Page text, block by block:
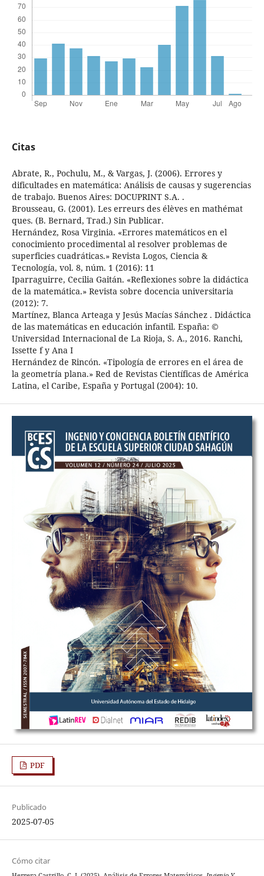
Citas
Abrate, R., Pochulu, M., & Vargas, J. (2006). Errores y
dificultades en matemática: Análisis de causas y sugerencias
de trabajo. Buenos Aires: DOCUPRINT S.A. .
Brousseau, G. (2001). Les erreurs des élèves en mathémat
ques. (B. Bernard, Trad.) Sin Publicar.
Hernández, Rosa Virginia. «Errores matemáticos en el
conocimiento procedimental al resolver problemas de
superficies cuadráticas.» Revista Logos, Ciencia &
Tecnología, vol. 8, núm. 1 (2016): 11
Iparraguirre, Cecilia Gaitán. «Reflexiones sobre la didáctica
de la matemática.» Revista sobre docencia universitaria
(2012): 7.
Martínez, Blanca Arteaga y Jesús Macías Sánchez . Didáctica
de las matemáticas en educación infantil. España: ©
Universidad Internacional de La Rioja, S. A., 2016. Ranchi,
Issette f y Ana I
Hernández de Rincón. «Tipología de errores en el área de
la geometría plana.» Red de Revistas Científicas de América
Latina, el Caribe, España y Portugal (2004): 10.
PDF
Publicado
2025-07-05
Cómo citar